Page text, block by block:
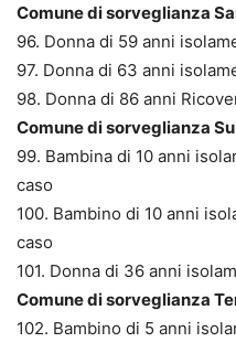
Comune di sorveglianza
96. Donna di 59 anni
97. Donna di 63 anni
98. Donna di 86 anni
Comune di sorveglianza
99. Bambina di 10 anni
caso
100. Bambino di 10 anni
caso
101. Donna di 36 anni
Comune di sorveglianza
102. Bambino di 5 anni